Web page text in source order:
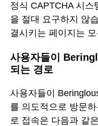
정식 CAPTCHA 시스
을 절대 요구하지 않
결시키는 페이지는
사용자들이
되는 경로
사용자들이
를 의도적으로 방문
로 접속은 다음과 같